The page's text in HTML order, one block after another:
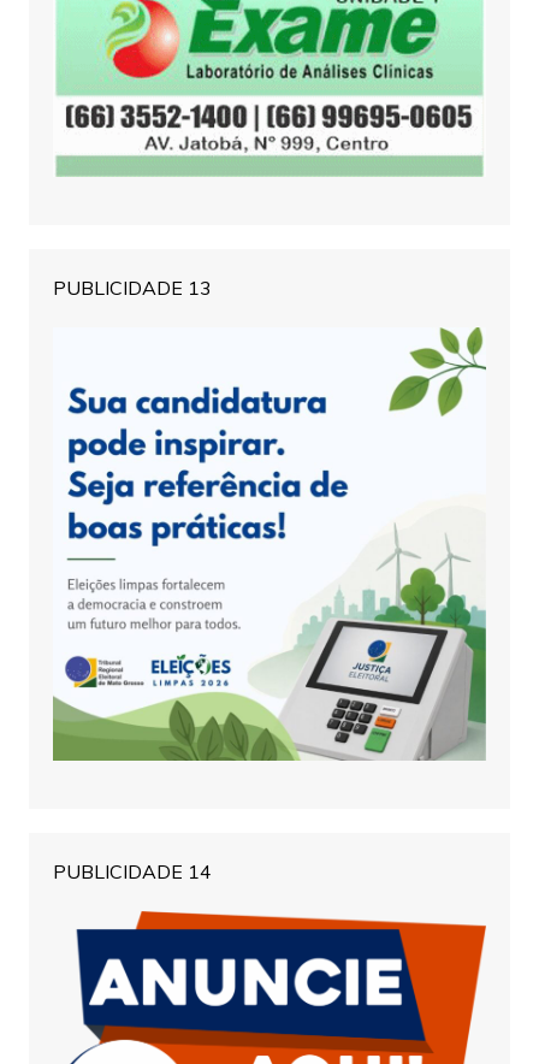
PUBLICIDADE 13
PUBLICIDADE 14